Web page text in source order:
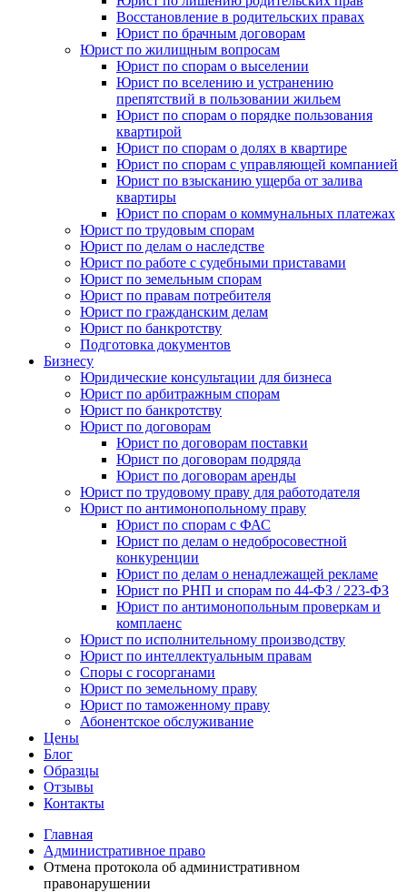
Восстановление в родительских правах
Юрист по брачным договорам
Юрист по жилищным вопросам
Юрист по спорам о выселении
Юрист по вселению и устранению
препятствий в пользовании жильем
Юрист по спорам о порядке пользования
квартирой
Юрист по спорам о долях в квартире
Юрист по спорам с управляющей компанией
Юрист по взысканию ущерба от залива
квартиры
Юрист по спорам о коммунальных платежах
Юрист по трудовым спорам
Юрист по делам о наследстве
Юрист по работе с судебными приставами
Юрист по земельным спорам
Юрист по правам потребителя
Юрист по гражданским делам
Юрист по банкротству
Подготовка документов
Бизнесу
Юридические консультации для бизнеса
Юрист по арбитражным спорам
Юрист по банкротству
Юрист по договорам
Юрист по договорам поставки
Юрист по договорам подряда
Юрист по договорам аренды
Юрист по трудовому праву для работодателя
Юрист по антимонопольному праву
Юрист по спорам с ФАС
Юрист по делам о недобросовестной
конкуренции
Юрист по делам о ненадлежащей рекламе
Юрист по РНП и спорам по 44-ФЗ / 223-ФЗ
Юрист по антимонопольным проверкам и
комплаенс
Юрист по исполнительному производству
Юрист по интеллектуальным правам
Споры с госорганами
Юрист по земельному праву
Юрист по таможенному праву
Абонентское обслуживание
Цены
Блог
Образцы
Отзывы
Контакты
Главная
Административное право
Отмена протокола об административном
правонарушении